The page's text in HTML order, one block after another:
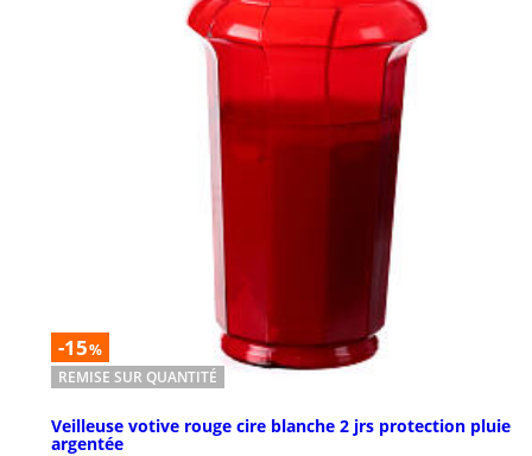
-15%
REMISE SUR QUANTITÉ
Veilleuse votive rouge cire blanche 2 jrs protection pluie
argentée